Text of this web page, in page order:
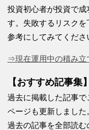
投資初心者が投資で
す。失敗するリスク
参考にしてみてくださ
⇒現在運用中の積み立
【おすすめ記事集】
過去に掲載した記事
ページも更新しました
過去の記事を全部読